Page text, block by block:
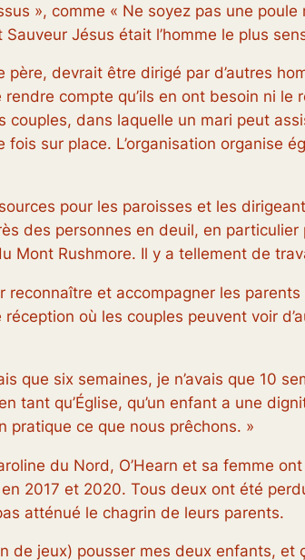
», comme « Ne soyez pas une
Jésus était l’homme le plus
devrait être dirigé par d’autres
compte qu’ils en ont besoin ni le
dans laquelle un mari peut
sur place. L’organisation organise
pour les paroisses et les
des personnes en deuil, en
Mont Rushmore. Il y a tellement de
et accompagner les
où les couples peuvent voir
que six semaines, je n’avais que 10
tant qu’Église, qu’un enfant a une
pratique ce que nous prêchons. »
du Nord, O’Hearn et sa femme
2017 et 2020. Tous deux ont été
atténué le chagrin de leurs parents.
jeux) pousser mes deux enfants, et